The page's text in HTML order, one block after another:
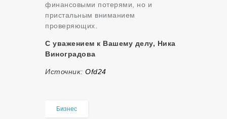
финансовыми потерями, но и
пристальным вниманием
проверяющих.
С уважением к Вашему делу, Ника
Виноградова
Источник: Оfd24
Бизнес